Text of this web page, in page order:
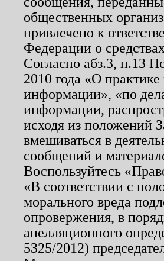
общественных
привлечено к
Федерации о
Согласно абз.3, п.13
2010 года «О
информации», «по
информации,
исходя из положений
вмешиваться в
сообщений и
Воспользуйтесь
«В соответствии с
морального вреда
опровержения, в
апелляционного
5325/2012)